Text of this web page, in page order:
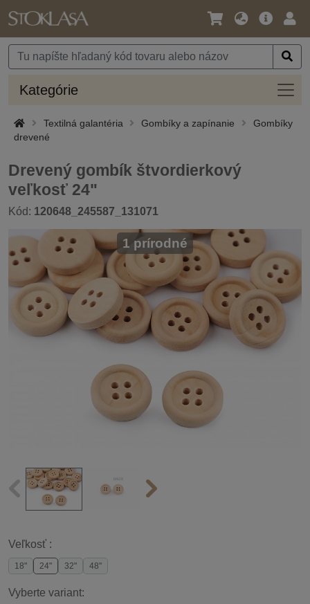
Jazyk
Mena
Hlavná
Kategórie
Textilná galantéria Gombíky a zapínanie
Gombíky
drevené
Drevený gombík štvordierkový
veľkosť 24"
Kód: 120648_245587_131071
1 prírodné
Veľkosť :
18" 24" 32" 48"
Vyberte variant: